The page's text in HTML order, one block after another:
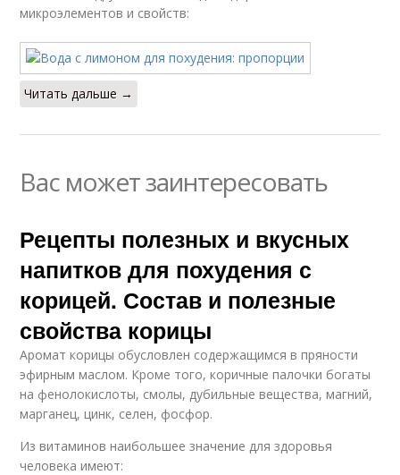
микроэлементов и свойств:
Читать дальше →
Вас может заинтересовать
Рецепты полезных и вкусных
напитков для похудения с
корицей. Состав и полезные
свойства корицы
Аромат корицы обусловлен содержащимся в пряности
эфирным маслом. Кроме того, коричные палочки богаты
на фенолокислоты, смолы, дубильные вещества, магний,
марганец, цинк, селен, фосфор.
Из витаминов наибольшее значение для здоровья
человека имеют: